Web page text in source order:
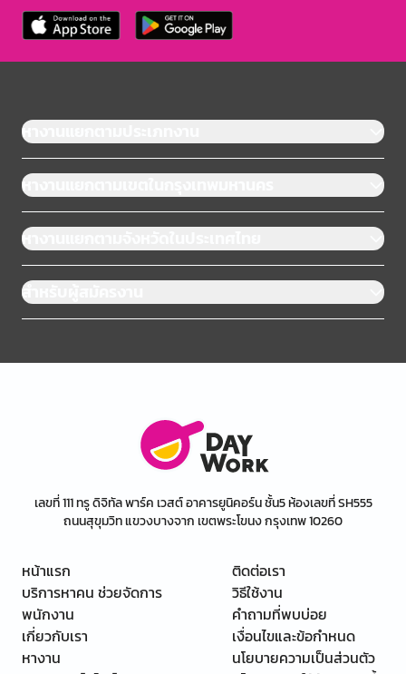
หางานแยกตามประเภทงาน
หางานแยกตามเขตในกรุงเทพมหานคร
หางานแยกตามจังหวัดในประเทศไทย
สำหรับผู้สมัครงาน
เลขที่ 111 ทรู ดิจิทัล พาร์ค เวสต์ อาคารยูนิคอร์น ชั้น5 ห้องเลขที่ SH555
ถนนสุขุมวิท แขวงบางจาก เขตพระโขนง กรุงเทพ 10260
หน้าแรก
บริการหาคน ช่วยจัดการ
พนักงาน
เกี่ยวกับเรา
หางาน
ติดต่อเรา
วิธีใช้งาน
คำถามที่พบบ่อย
เงื่อนไขและข้อกำหนด
นโยบายความเป็นส่วนตัว